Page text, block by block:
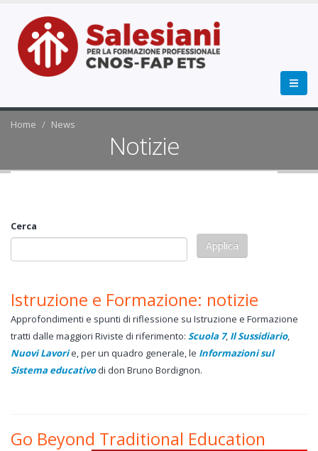
Home News
Notizie
Cerca
Istruzione e Formazione: notizie
Approfondimenti e spunti di riflessione su Istruzione e Formazione
tratti dalle maggiori Riviste di riferimento: Scuola 7, Il Sussidiario,
Nuovi Lavorie, per un quadro generale, le Informazioni sul
Sistema educativodi don Bruno Bordignon.
Go Beyond Traditional Education